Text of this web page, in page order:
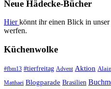
Neue Hädecke-Bücher
Hierkönnt ihr einen Blick in unser
werfen.
Küchenwolke
#fbm13 #tierfreitag Advent Aktion
Matthaei Blogparade Brasilien